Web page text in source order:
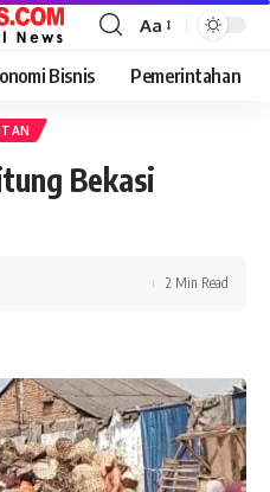
Aa
Bisnis Pemerintahan
Bekasi
2 Min Read